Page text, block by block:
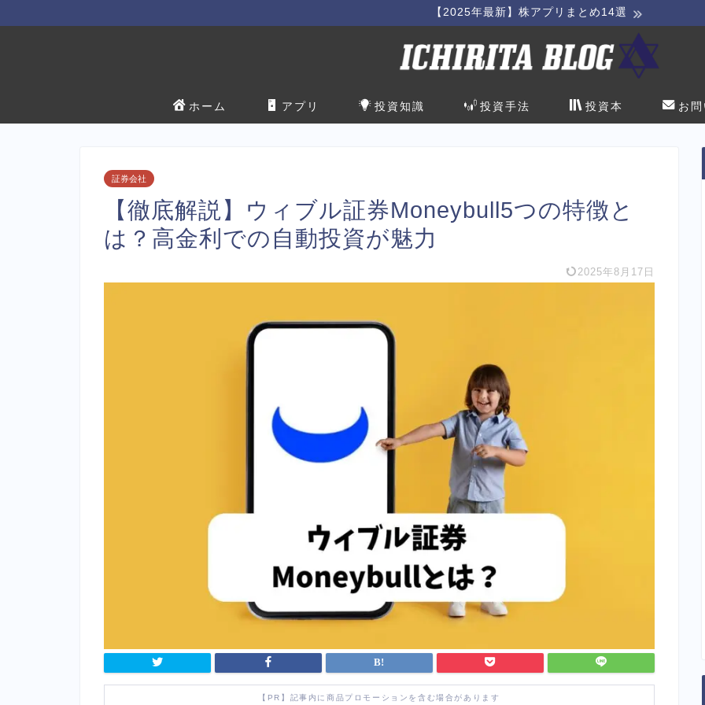
【2025年最新】株アプリまとめ14選
ホーム アプリ 投資知識 投資手法 投資本 お
証券会社
【徹底解説】ウィブル証券Moneybull5つの特徴と
は？高金利での自動投資が魅力
2025年8月17日
【PR】記事内に商品プロモーションを含む場合があります